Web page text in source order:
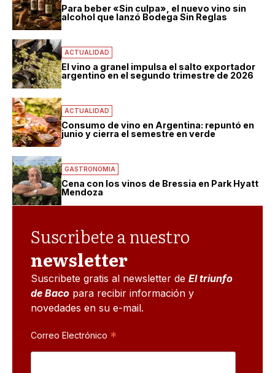
Para beber «Sin culpa», el nuevo vino sin
alcohol que lanzó Bodega Sin Reglas
ACTUALIDAD
El vino a granel impulsa el salto exportador
argentino en el segundo trimestre de 2026
ACTUALIDAD
Consumo de vino en Argentina: repuntó en
junio y cierra el semestre en verde
GASTRONOMIA
Cena con los vinos de Bressia en Park Hyatt
Mendoza
Suscribete a nuestro
newsletter
Suscribete gratis al newsletter de El triunfo
de Baco para recibir información y
novedades en su e-mail.
Correo Electrónico *